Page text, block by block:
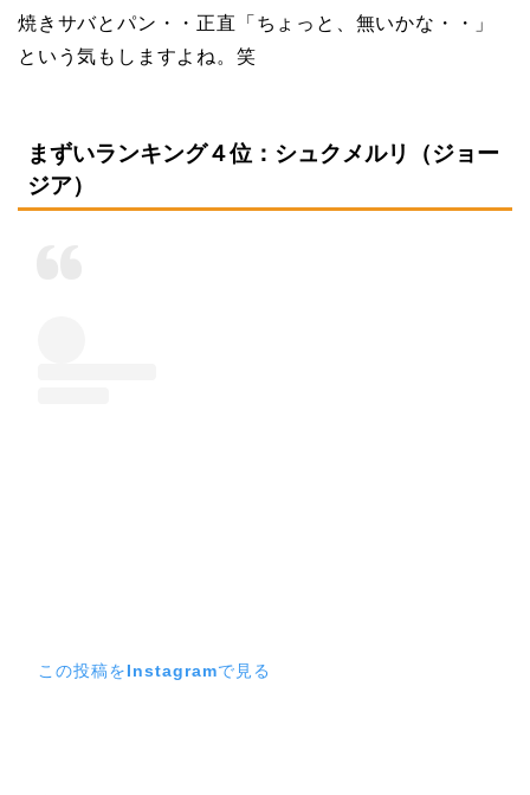
焼きサバとパン・・正直「ちょっと、無いかな・・」
という気もしますよね。笑
まずいランキング４位：シュクメルリ（ジョー
ジア）
この投稿をInstagramで見る